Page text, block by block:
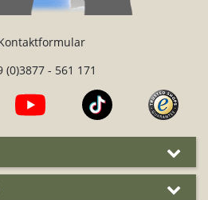
(0)3877 - 561 171